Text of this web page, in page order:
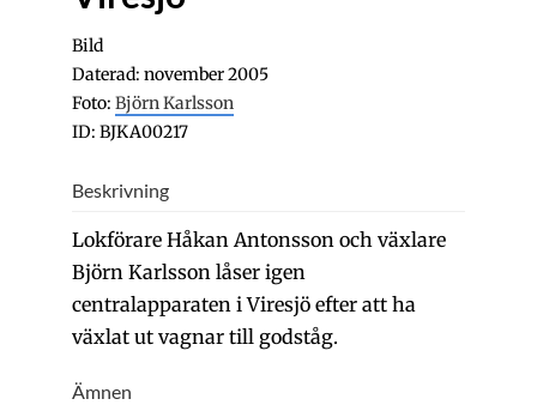
Bild
Daterad: november 2005
Foto: Björn Karlsson
ID: BJKA00217
Beskrivning
Lokförare Håkan Antonsson och växlare
Björn Karlsson låser igen
centralapparaten i Viresjö efter att ha
växlat ut vagnar till godståg.
Ämnen